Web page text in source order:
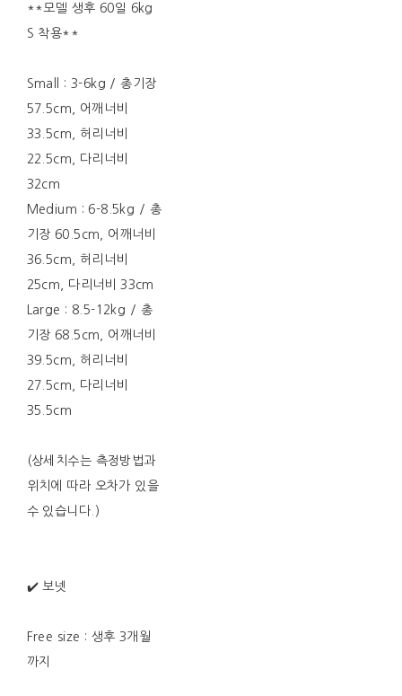
**모델 생후 60일 6kg
S 착용**
Small : 3-6kg / 총기장
57.5cm, 어깨너비
33.5cm, 허리너비
22.5cm, 다리너비
32cm
Medium : 6-8.5kg / 총
기장 60.5cm, 어깨너비
36.5cm, 허리너비
25cm, 다리너비 33cm
Large : 8.5-12kg / 총
기장 68.5cm, 어깨너비
39.5cm, 허리너비
27.5cm, 다리너비
35.5cm
(상세치수는 측정방법과
위치에 따라 오차가 있을
수 있습니다.)
✔️ 보넷
Free size : 생후 3개월
까지